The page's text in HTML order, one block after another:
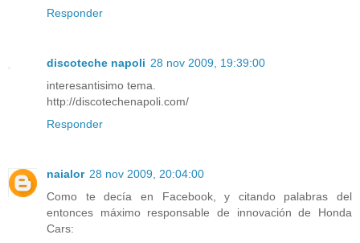
Responder
discoteche napoli 28 nov 2009, 19:39:00
interesantisimo tema.
http://discotechenapoli.com/
Responder
naialor 28 nov 2009, 20:04:00
Como te decía en Facebook, y citando palabras del
entonces máximo responsable de innovación de Honda
Cars: